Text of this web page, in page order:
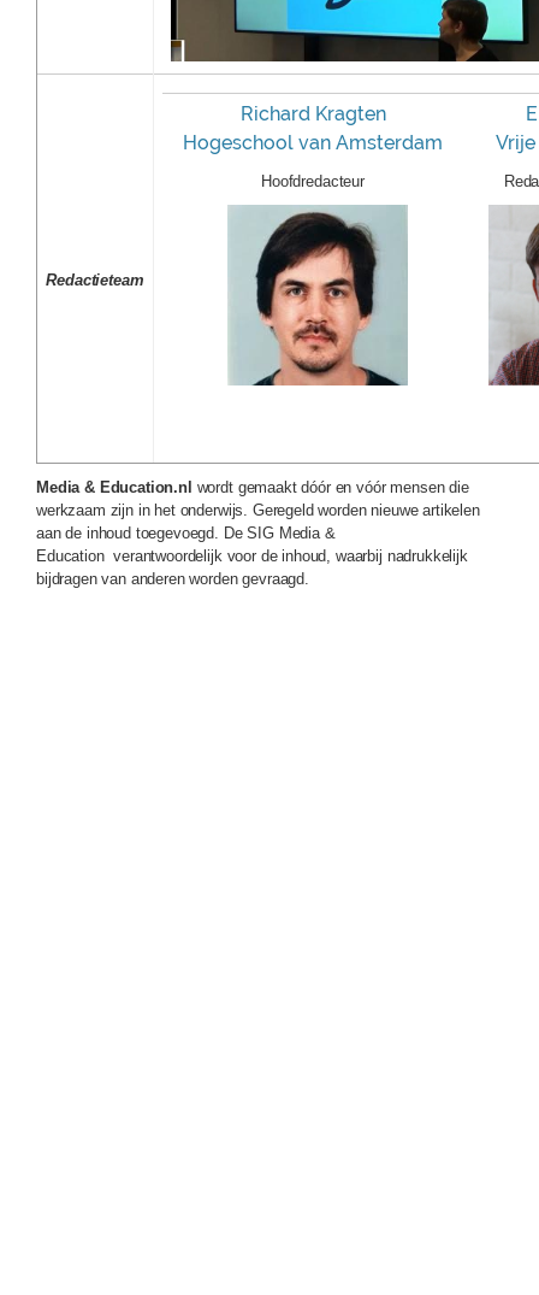
Redactieteam
Richard Kragten
Hogeschool van Amsterdam
Hoofdredacteur
Media & Education.nl wordt gemaakt dóór en vóór mensen die
werkzaam zijn in het onderwijs. Geregeld worden nieuwe artikelen
aan de inhoud toegevoegd. De SIG Media &
Education verantwoordelijk voor de inhoud, waarbij nadrukkelijk
bijdragen van anderen worden gevraagd.